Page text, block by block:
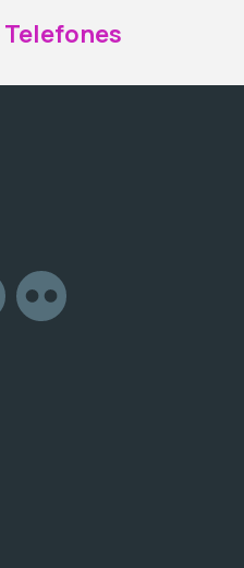
Telefones